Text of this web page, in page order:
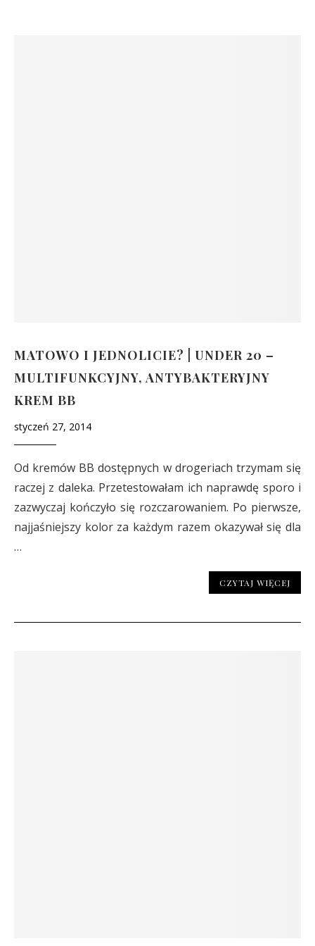
MATOWO I JEDNOLICIE? | UNDER 20 –
MULTIFUNKCYJNY, ANTYBAKTERYJNY
KREM BB
styczeń 27, 2014
Od kremów BB dostępnych w drogeriach trzymam się
raczej z daleka. Przetestowałam ich naprawdę sporo i
zazwyczaj kończyło się rozczarowaniem. Po pierwsze,
najjaśniejszy kolor za każdym razem okazywał się dla
…
CZYTAJ WIĘCEJ